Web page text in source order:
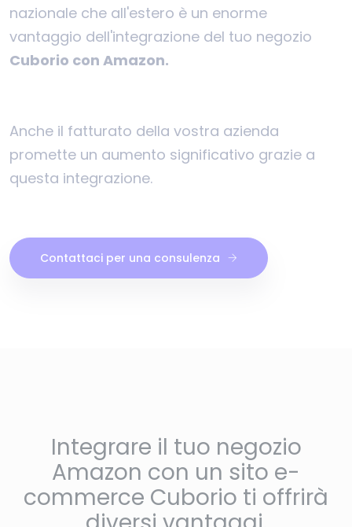
nazionale che all'estero è un enorme
vantaggio dell'integrazione del tuo negozio
Cuborio con Amazon.
Anche il fatturato della vostra azienda
promette un aumento significativo grazie a
questa integrazione.
Contattaci per una consulenza
Integrare il tuo negozio
Amazon con un sito e-
commerce Cuborio ti offrirà